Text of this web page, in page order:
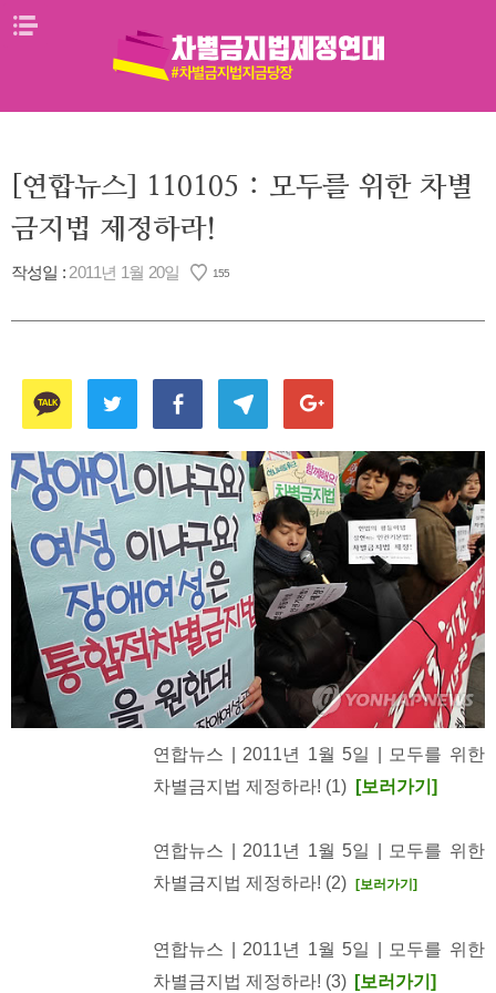
Skip
[연합뉴스] 110105 : 모두를 위한 차별
금지법 제정하라!
작성일 : 2011년 1월 20일 155
연합뉴스 | 2011년 1월 5일 | 모두를 위한
차별금지법 제정하라! (1)
[보러가기]
연합뉴스 | 2011년 1월 5일 | 모두를 위한
차별금지법 제정하라! (2)
[보러가기]
연합뉴스 | 2011년 1월 5일 | 모두를 위한
차별금지법 제정하라! (3) [보러가기]